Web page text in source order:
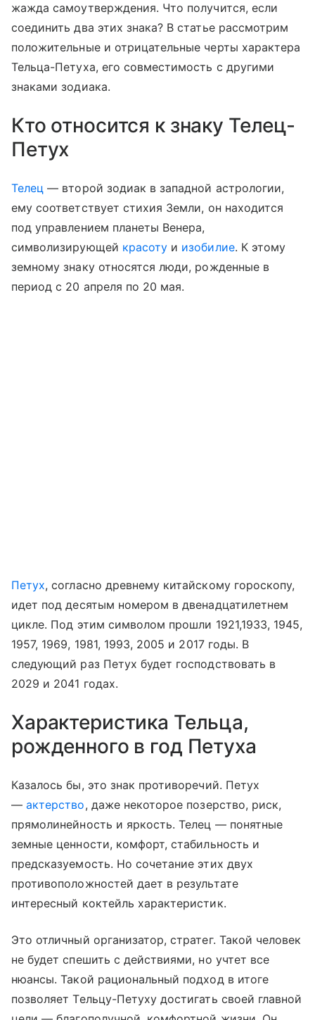
жажда самоутверждения. Что получится, если
соединить два этих знака? В статье рассмотрим
положительные и отрицательные черты характера
Тельца-Петуха, его совместимость с другими
знаками зодиака.
Кто относится к знаку Телец-
Петух
Телец — второй зодиак в западной астрологии,
ему соответствует стихия Земли, он находится
под управлением планеты Венера,
символизирующей красоту и изобилие. К этому
земному знаку относятся люди, рожденные в
период с 20 апреля по 20 мая.
Петух, согласно древнему китайскому гороскопу,
идет под десятым номером в двенадцатилетнем
цикле. Под этим символом прошли 1921,1933, 1945,
1957, 1969, 1981, 1993, 2005 и 2017 годы. В
следующий раз Петух будет господствовать в
2029 и 2041 годах.
Характеристика Тельца,
рожденного в год Петуха
Казалось бы, это знак противоречий. Петух
—актерство, даже некоторое позерство, риск,
прямолинейность и яркость. Телец — понятные
земные ценности, комфорт, стабильность и
предсказуемость. Но сочетание этих двух
противоположностей дает в результате
интересный коктейль характеристик.
Это отличный организатор, стратег. Такой человек
не будет спешить с действиями, но учтет все
нюансы. Такой рациональный подход в итоге
позволяет Тельцу-Петуху достигать своей главной